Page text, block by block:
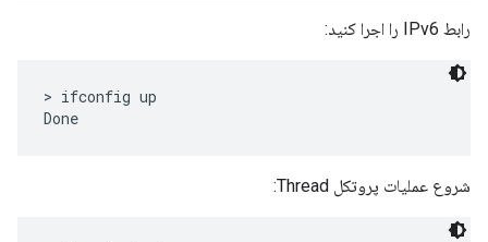
رابط IPv6 را اجرا کنید:
> ifconfig up
شروع عملیات پروتکل Thread: